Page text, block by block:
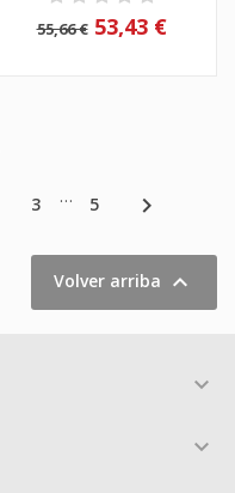
55,66 € 53,43 €
3 … 5 
Volver arriba 

